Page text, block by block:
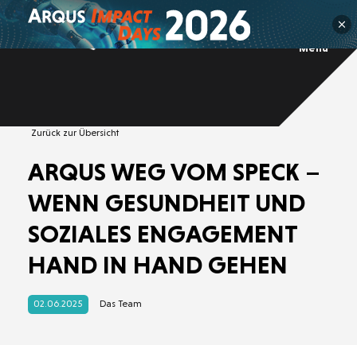
Menü
Integrierte
(IMS)
Umweltschutz
Zurück zur Übersicht
ARQUS WEG VOM SPECK –
WENN GESUNDHEIT UND
SOZIALES ENGAGEMENT
HAND IN HAND GEHEN
02.06.2025 Das Team